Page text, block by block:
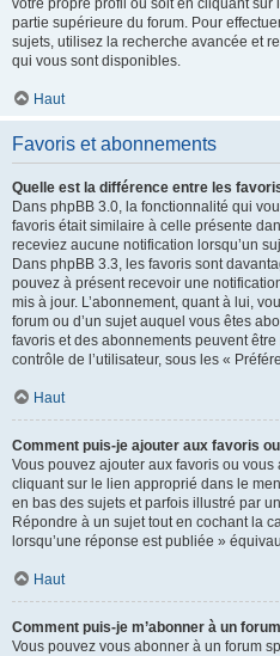
votre propre profil ou soit en cliquant
partie supérieure du forum. Pour
sujets, utilisez la recherche avancée et
qui vous sont disponibles.
Haut
Favoris et abonnements
Quelle est la différence entre les
Dans phpBB 3.0, la fonctionnalité qui
favoris était similaire à celle présente
receviez aucune notification lorsqu’un
Dans phpBB 3.3, les favoris sont
pouvez à présent recevoir une
mis à jour. L’abonnement, quant à lui,
forum ou d’un sujet auquel vous êtes
favoris et des abonnements peuvent
contrôle de l’utilisateur, sous les «
Haut
Comment puis-je ajouter aux favoris
Vous pouvez ajouter aux favoris ou
cliquant sur le lien approprié dans le
en bas des sujets et parfois illustré par
Répondre à un sujet tout en cochant la
lorsqu’une réponse est publiée »
Haut
Comment puis-je m’abonner à un
Vous pouvez vous abonner à un forum